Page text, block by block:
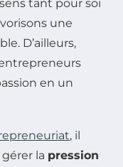
tant pour soi
une
D’ailleurs,
en un
, il
la pression